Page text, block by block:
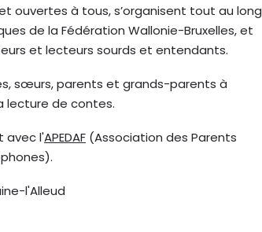
ouvertes à tous, s’organisent tout au long
de la Fédération Wallonie-Bruxelles, et
et lecteurs sourds et entendants.
sœurs, parents et grands-parents à
lecture de contes.
avec l'APEDAF (Association des Parents
l'Alleud